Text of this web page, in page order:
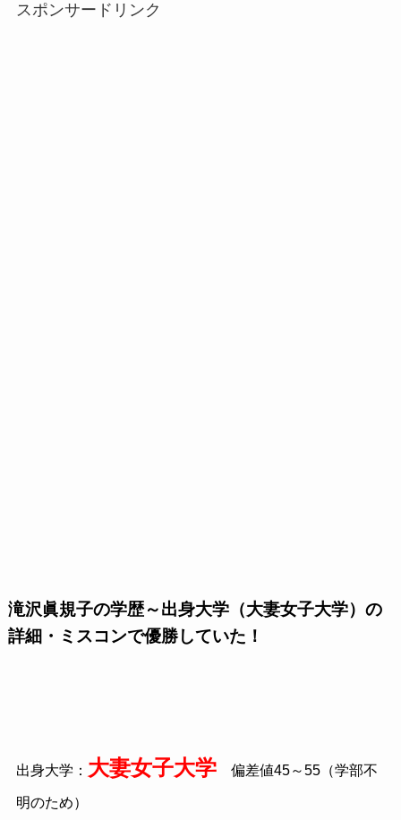
スポンサードリンク
滝沢眞規子の学歴～出身大学（大妻女子大学）の
詳細・ミスコンで優勝していた！
出身大学： 大妻女子大学偏差値45～55（学部不
明のため）